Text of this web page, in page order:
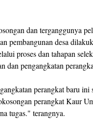
dan terganggunya
pembangunan desa
proses dan tahapan
dan pengangkatan
perangkat baru ini
perangkat Kaur
tugas." terangnya.